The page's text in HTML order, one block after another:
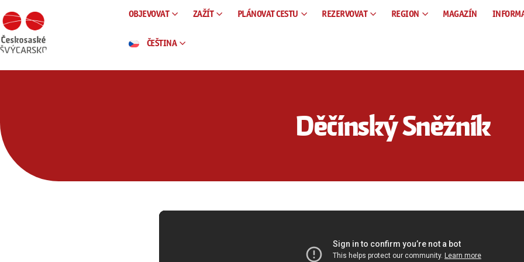
OBJEVOVAT ZAŽÍT PLÁNOVAT CESTU REZERVOVAT REGION MAGAZÍN
ČEŠTINA
Děčínský Sněžník